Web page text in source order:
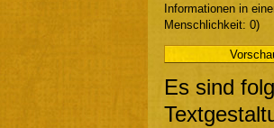
Informationen in
Menschlichkeit: 0)
Es sind